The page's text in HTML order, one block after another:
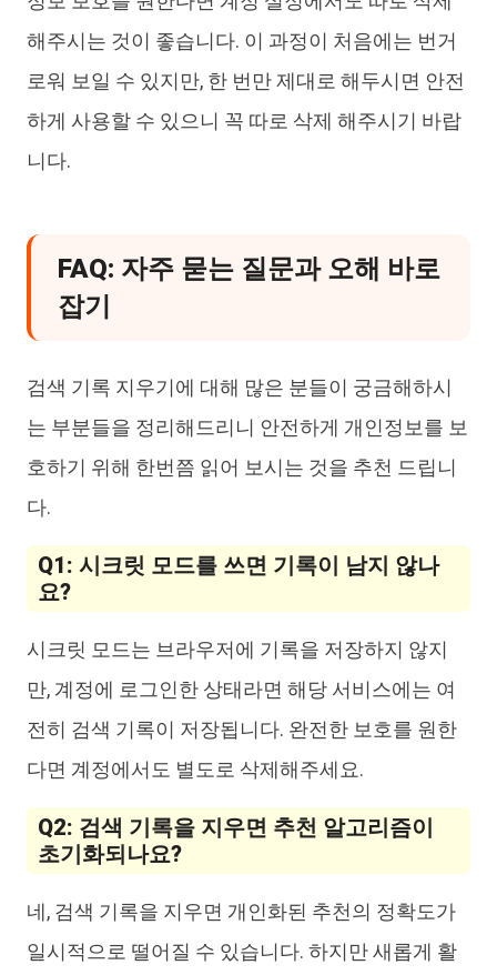
해주시는 것이 좋습니다. 이 과정이 처음에는 번거
로워 보일 수 있지만, 한 번만 제대로 해두시면 안전
하게 사용할 수 있으니 꼭 따로 삭제 해주시기 바랍
니다.
FAQ: 자주 묻는 질문과 오해 바로
잡기
검색 기록 지우기에 대해 많은 분들이 궁금해하시
는 부분들을 정리해드리니 안전하게 개인정보를 보
호하기 위해 한번쯤 읽어 보시는 것을 추천 드립니
다.
Q1: 시크릿 모드를 쓰면 기록이 남지 않나
요?
시크릿 모드는 브라우저에 기록을 저장하지 않지
만, 계정에 로그인한 상태라면 해당 서비스에는 여
전히 검색 기록이 저장됩니다. 완전한 보호를 원한
다면 계정에서도 별도로 삭제해주세요.
Q2: 검색 기록을 지우면 추천 알고리즘이
초기화되나요?
네, 검색 기록을 지우면 개인화된 추천의 정확도가
일시적으로 떨어질 수 있습니다. 하지만 새롭게 활